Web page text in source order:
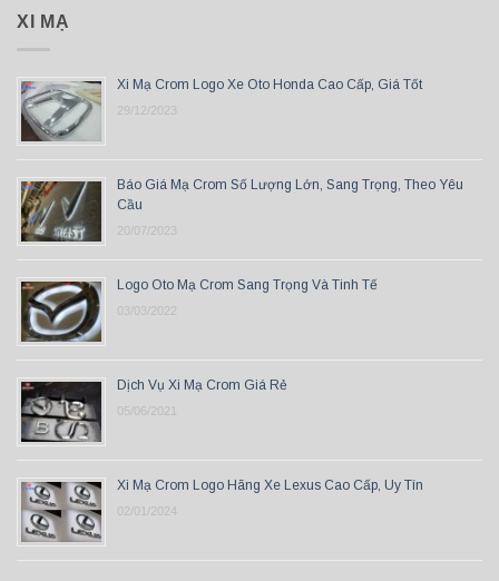
XI MẠ
Xi Mạ Crom Logo Xe Oto Honda Cao Cấp, Giá Tốt
29/12/2023
Báo Giá Mạ Crom Số Lượng Lớn, Sang Trọng, Theo Yêu
Cầu
20/07/2023
Logo Oto Mạ Crom Sang Trọng Và Tinh Tế
03/03/2022
Dịch Vụ Xi Mạ Crom Giá Rẻ
05/06/2021
Xi Mạ Crom Logo Hãng Xe Lexus Cao Cấp, Uy Tín
02/01/2024